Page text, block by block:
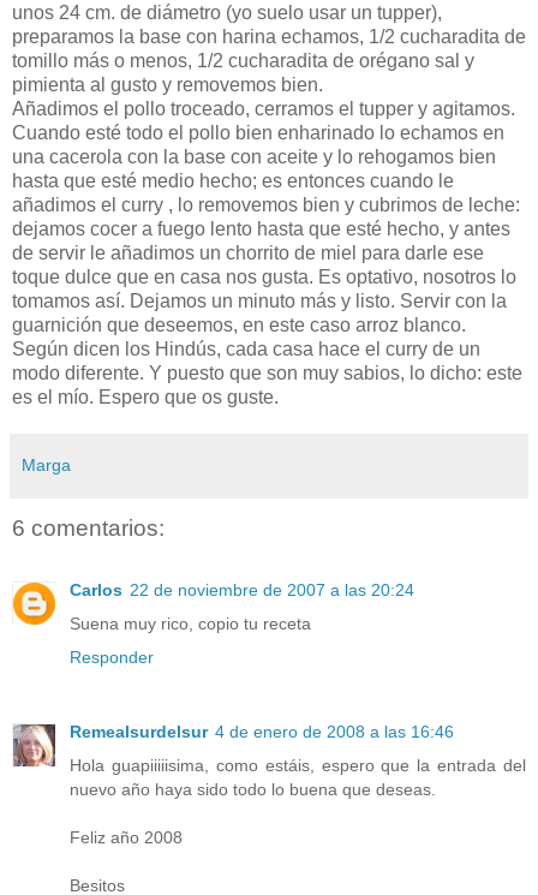
unos 24 cm. de diámetro (yo suelo usar un tupper),
preparamos la base con harina echamos, 1/2 cucharadita de
tomillo más o menos, 1/2 cucharadita de orégano sal y
pimienta al gusto y removemos bien.
Añadimos el pollo troceado, cerramos el tupper y agitamos.
Cuando esté todo el pollo bien enharinado lo echamos en
una cacerola con la base con aceite y lo rehogamos bien
hasta que esté medio hecho; es entonces cuando le
añadimos el curry , lo removemos bien y cubrimos de leche:
dejamos cocer a fuego lento hasta que esté hecho, y antes
de servir le añadimos un chorrito de miel para darle ese
toque dulce que en casa nos gusta. Es optativo, nosotros lo
tomamos así. Dejamos un minuto más y listo. Servir con la
guarnición que deseemos, en este caso arroz blanco.
Según dicen los Hindús, cada casa hace el curry de un
modo diferente. Y puesto que son muy sabios, lo dicho: este
es el mío. Espero que os guste.
Marga
6 comentarios:
Carlos 22 de noviembre de 2007 a las 20:24
Suena muy rico, copio tu receta
Responder
Remealsurdelsur 4 de enero de 2008 a las 16:46
Hola guapiiiiisima, como estáis, espero que la entrada del
nuevo año haya sido todo lo buena que deseas.
Feliz año 2008
Besitos